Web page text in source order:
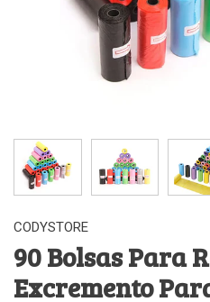
CODYSTORE
90 Bolsas Para
Excremento